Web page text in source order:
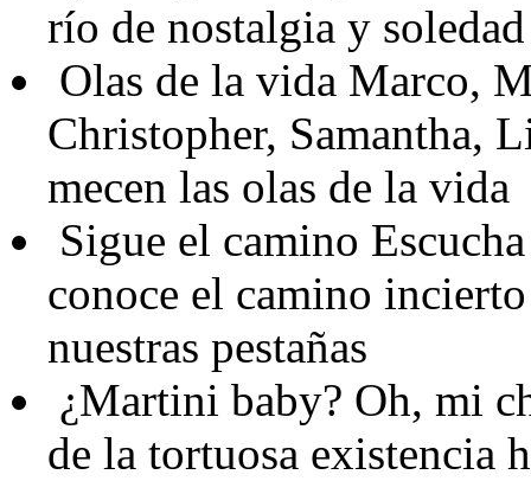
río de nostalgia y soledad
Olas de la vida Marco,
Christopher, Samantha,
mecen las olas de la vida
Sigue el camino
conoce el camino
nuestras pestañas
¿Martini baby? Oh, mi
de la tortuosa existencia